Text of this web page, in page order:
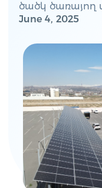
ծածկ ծառայող
June 4, 2025